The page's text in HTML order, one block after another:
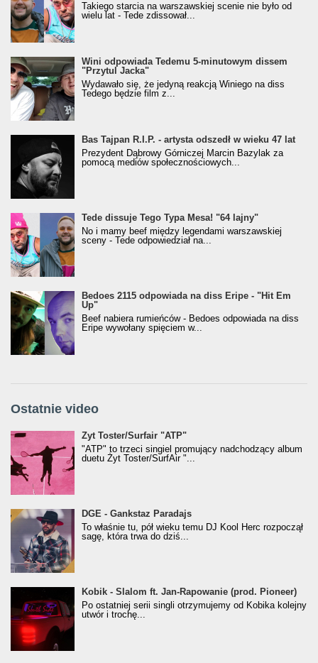
Takiego starcia na warszawskiej scenie nie było od
wielu lat - Tede zdissował...
Wini odpowiada Tedemu 5-minutowym dissem
"Przytul Jacka"
Wydawało się, że jedyną reakcją Winiego na diss
Tedego będzie film z...
Bas Tajpan R.I.P. - artysta odszedł w wieku 47 lat
Prezydent Dąbrowy Górniczej Marcin Bazylak za
pomocą mediów społecznościowych...
Tede dissuje Tego Typa Mesa! "64 lajny"
No i mamy beef między legendami warszawskiej
sceny - Tede odpowiedział na...
Bedoes 2115 odpowiada na diss Eripe - "Hit Em
Up"
Beef nabiera rumieńców - Bedoes odpowiada na diss
Eripe wywołany spięciem w...
Ostatnie video
Żyt Toster/SurfAir - ATP VIDEO
Żyt Toster/Surfair "ATP"
"ATP" to trzeci singiel promujący nadchodzący album
duetu Żyt Toster/SurfAir "...
donGURALesko z nagrodą za
Klasyczny/Trueschoolowy Album Roku
(Popkillery 2023)
DGE - Gankstaz Paradajs
To właśnie tu, pół wieku temu DJ Kool Herc rozpoczął
sagę, która trwa do dziś...
Kobik - Slalom ft. Jan-Rapowanie (prod. Pioneer)
[Official Music Visualiser]
Kobik - Slalom ft. Jan-Rapowanie (prod. Pioneer)
Po ostatniej serii singli otrzymujemy od Kobika kolejny
utwór i trochę...